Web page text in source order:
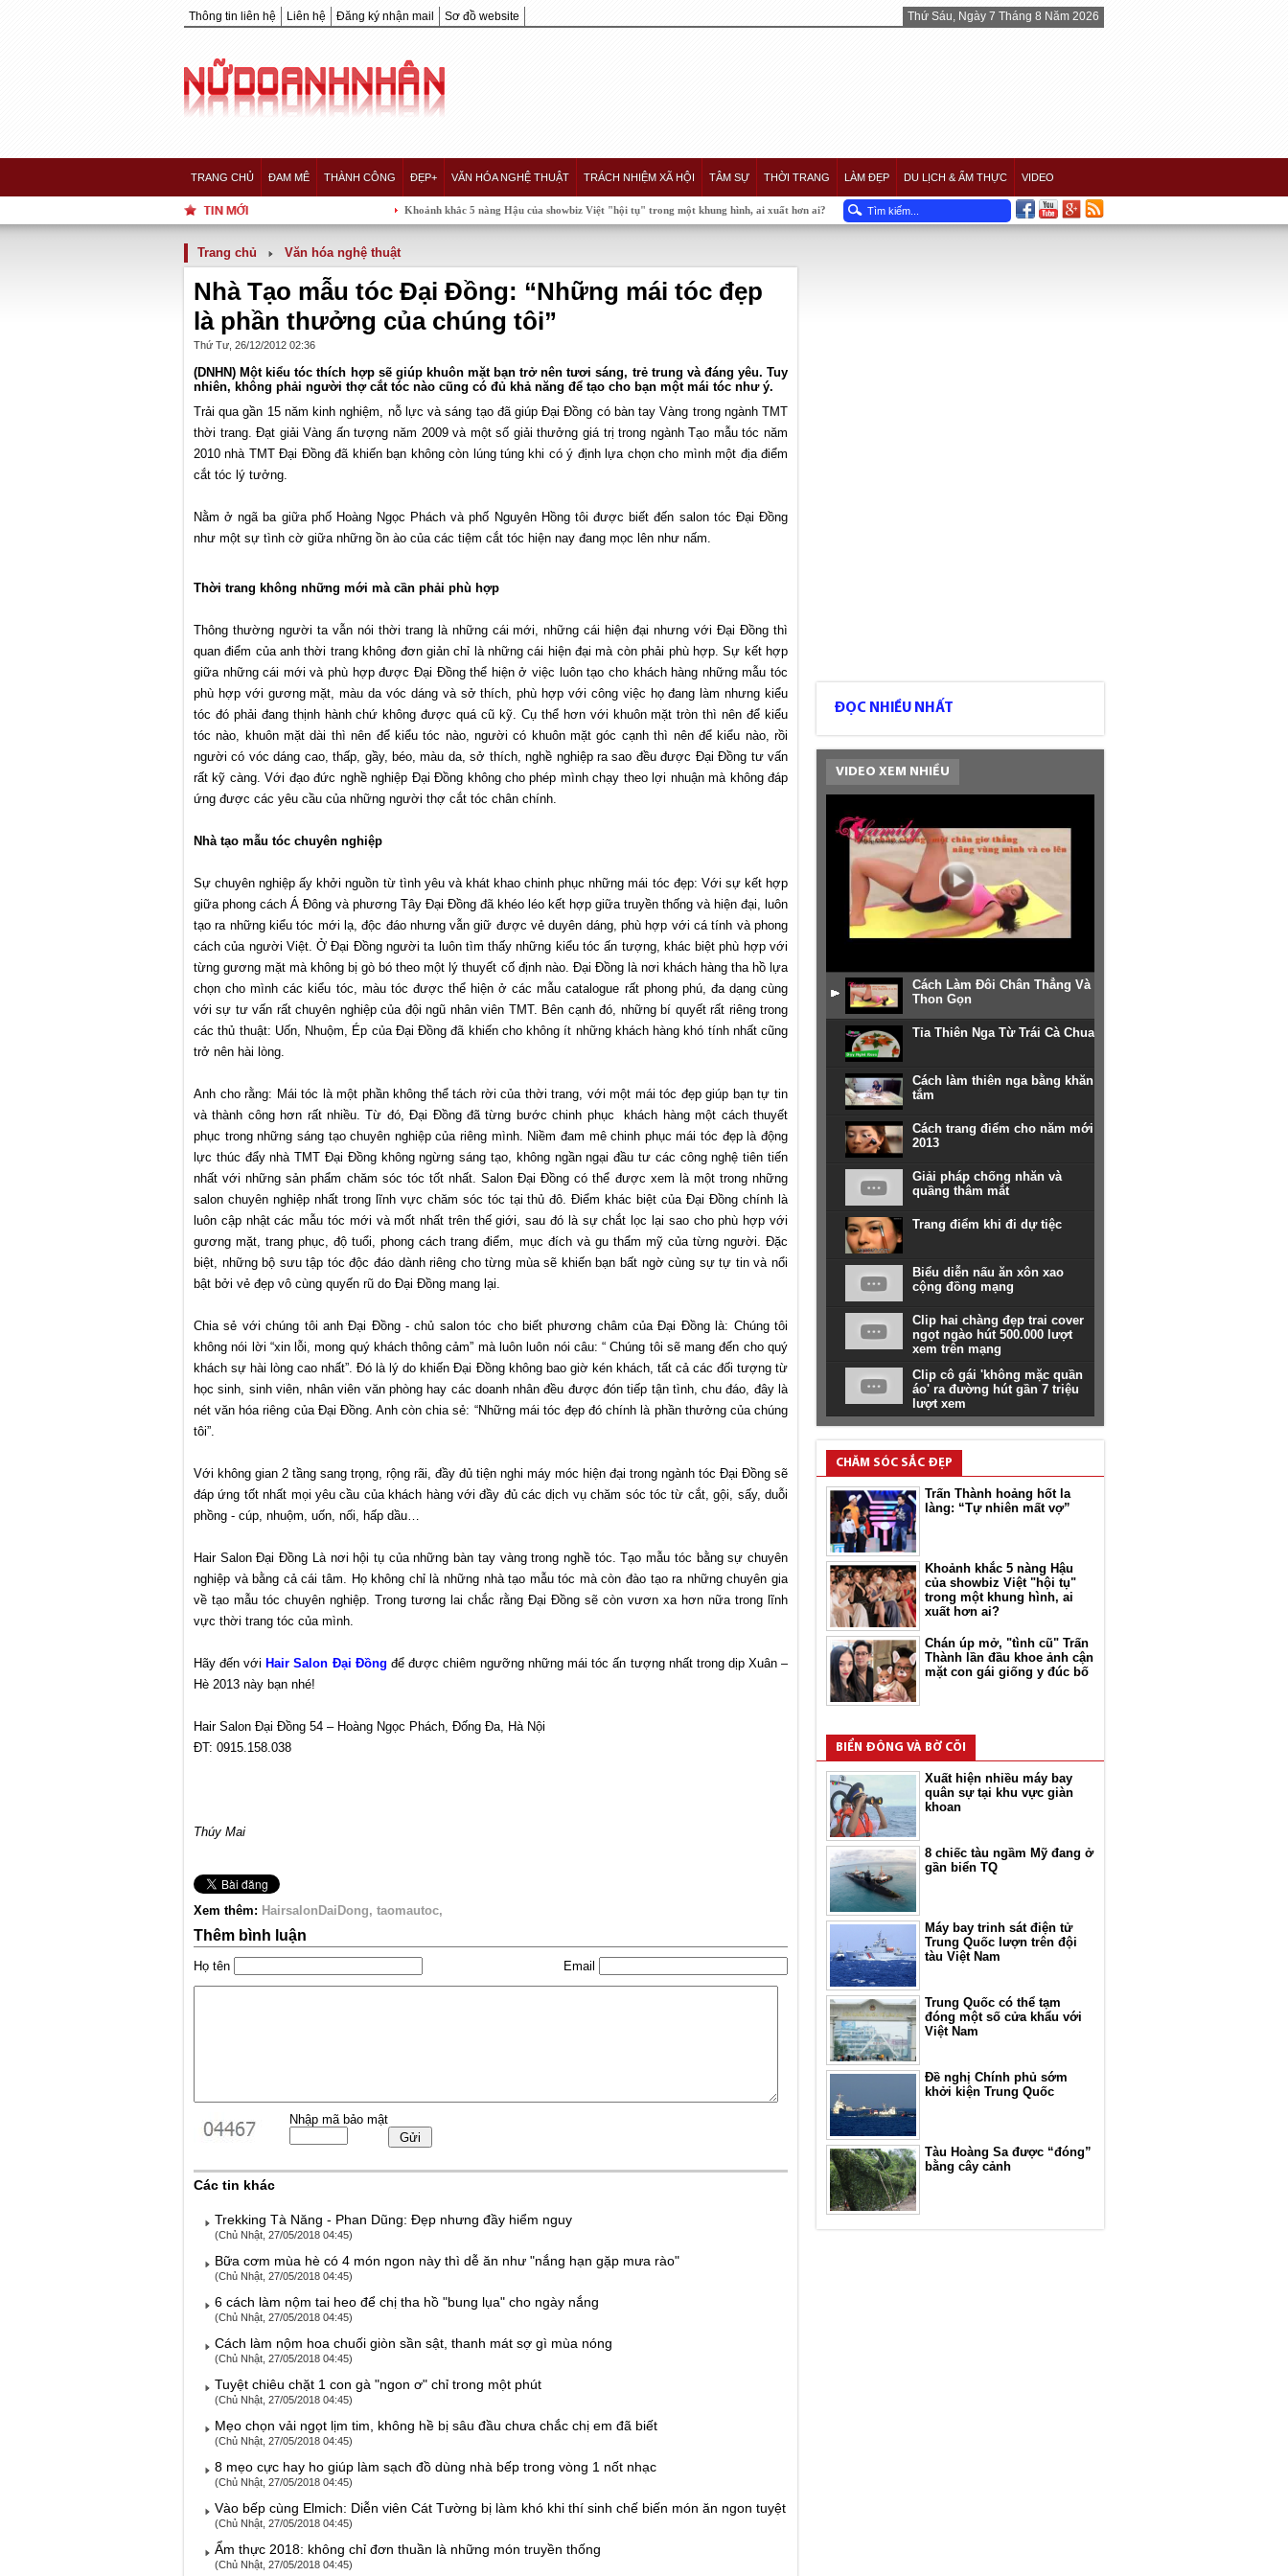
Thông tin liên hệ Liên hệ Đăng ký nhận mail Sơ đồ website Thứ Sáu, Ngày 7 Tháng 8 Năm 2026
TRANG CHỦ ĐAM MÊ THÀNH CÔNG ĐẸP+ VĂN HÓA NGHỆ THUẬT TRÁCH NHIỆM XÃ HỘI TÂM SỰ THỜI TRANG LÀM ĐẸP DU LỊCH & ẨM THỰC VIDEO
Khoảnh khắc 5 nàng Hậu của showbiz Việt "hội tụ" trong một khung hình, ai xuất hơn ai?
Trang chủ Văn hóa nghệ thuật
Nhà Tạo mẫu tóc Đại Đồng: “Những mái tóc đẹp
là phần thưởng của chúng tôi”
Thứ Tư, 26/12/2012 02:36
(DNHN) Một kiểu tóc thích hợp sẽ giúp khuôn mặt bạn trở nên tươi sáng, trẻ trung và đáng yêu. Tuy
nhiên, không phải người thợ cắt tóc nào cũng có đủ khả năng để tạo cho bạn một mái tóc như ý.
Trải qua gần 15 năm kinh nghiệm, nỗ lực và sáng tạo đã giúp Đại Đồng có bàn tay Vàng trong ngành TMT
thời trang. Đạt giải Vàng ấn tượng năm 2009 và một số giải thưởng giá trị trong ngành Tạo mẫu tóc năm
2010 nhà TMT Đại Đồng đã khiến bạn không còn lúng túng khi có ý định lựa chọn cho mình một địa điểm
cắt tóc lý tưởng.
Nằm ở ngã ba giữa phố Hoàng Ngọc Phách và phố Nguyên Hồng tôi được biết đến salon tóc Đại Đồng
như một sự tình cờ giữa những ồn ào của các tiệm cắt tóc hiện nay đang mọc lên như nấm.
Thời trang không những mới mà cần phải phù hợp
Thông thường người ta vẫn nói thời trang là những cái mới, những cái hiện đại nhưng với Đại Đồng thì
quan điểm của anh thời trang không đơn giản chỉ là những cái hiện đại mà còn phải phù hợp. Sự kết hợp
giữa những cái mới và phù hợp được Đại Đồng thể hiện ở việc luôn tạo cho khách hàng những mẫu tóc
phù hợp với gương mặt, màu da vóc dáng và sở thích, phù hợp với công việc họ đang làm nhưng kiểu
tóc đó phải đang thịnh hành chứ không được quá cũ kỹ. Cụ thể hơn với khuôn mặt tròn thì nên để kiểu
tóc nào, khuôn mặt dài thì nên để kiểu tóc nào, người có khuôn mặt góc cạnh thì nên để kiểu nào, rồi
người có vóc dáng cao, thấp, gầy, béo, màu da, sở thích, nghề nghiệp ra sao đều được Đại Đồng tư vấn
rất kỹ càng. Với đạo đức nghề nghiệp Đại Đồng không cho phép mình chạy theo lợi nhuận mà không đáp
ứng được các yêu cầu của những người thợ cắt tóc chân chính.
Nhà tạo mẫu tóc chuyên nghiệp
Sự chuyên nghiệp ấy khởi nguồn từ tình yêu và khát khao chinh phục những mái tóc đẹp: Với sự kết hợp
giữa phong cách Á Đông và phương Tây Đại Đồng đã khéo léo kết hợp giữa truyền thống và hiện đại, luôn
tạo ra những kiểu tóc mới lạ, độc đáo nhưng vẫn giữ được vẻ duyên dáng, phù hợp với cá tính và phong
cách của người Việt. Ở Đại Đồng người ta luôn tìm thấy những kiểu tóc ấn tượng, khác biệt phù hợp với
từng gương mặt mà không bị gò bó theo một lý thuyết cố định nào. Đại Đồng là nơi khách hàng tha hồ lựa
chọn cho mình các kiểu tóc, màu tóc được thể hiện ở các mẫu catalogue rất phong phú, đa dạng cùng
với sự tư vấn rất chuyên nghiệp của đội ngũ nhân viên TMT. Bên cạnh đó, những bí quyết rất riêng trong
các thủ thuật: Uốn, Nhuộm, Ép của Đại Đồng đã khiến cho không ít những khách hàng khó tính nhất cũng
trở nên hài lòng.
Anh cho rằng: Mái tóc là một phần không thể tách rời của thời trang, với một mái tóc đẹp giúp bạn tự tin
và thành công hơn rất nhiều. Từ đó, Đại Đồng đã từng bước chinh phục khách hàng một cách thuyết
phục trong những sáng tạo chuyên nghiệp của riêng mình. Niềm đam mê chinh phục mái tóc đẹp là động
lực thúc đẩy nhà TMT Đại Đồng không ngừng sáng tạo, không ngần ngại đầu tư các công nghệ tiên tiến
nhất với những sản phẩm chăm sóc tóc tốt nhất. Salon Đại Đồng có thể được xem là một trong những
salon chuyên nghiệp nhất trong lĩnh vực chăm sóc tóc tại thủ đô. Điểm khác biệt của Đại Đồng chính là
luôn cập nhật các mẫu tóc mới và mốt nhất trên thế giới, sau đó là sự chắt lọc lại sao cho phù hợp với
gương mặt, trang phục, độ tuổi, phong cách trang điểm, mục đích và gu thẩm mỹ của từng người. Đặc
biệt, những bộ sưu tập tóc độc đáo dành riêng cho từng mùa sẽ khiến bạn bất ngờ cùng sự tự tin và nổi
bật bởi vẻ đẹp vô cùng quyến rũ do Đại Đồng mang lại.
Chia sẻ với chúng tôi anh Đại Đồng - chủ salon tóc cho biết phương châm của Đại Đồng là: Chúng tôi
không nói lời “xin lỗi, mong quý khách thông cảm” mà luôn luôn nói câu: “ Chúng tôi sẽ mang đến cho quý
khách sự hài lòng cao nhất”. Đó là lý do khiến Đại Đồng không bao giờ kén khách, tất cả các đối tượng từ
học sinh, sinh viên, nhân viên văn phòng hay các doanh nhân đều được đón tiếp tận tình, chu đáo, đây là
nét văn hóa riêng của Đại Đồng. Anh còn chia sẻ: “Những mái tóc đẹp đó chính là phần thưởng của chúng
tôi”.
Với không gian 2 tầng sang trọng, rộng rãi, đầy đủ tiện nghi máy móc hiện đại trong ngành tóc Đại Đồng sẽ
đáp ứng tốt nhất mọi yêu cầu của khách hàng với đầy đủ các dịch vụ chăm sóc tóc từ cắt, gội, sấy, duỗi
phồng - cúp, nhuộm, uốn, nối, hấp dầu…
Hair Salon Đại Đồng Là nơi hội tụ của những bàn tay vàng trong nghề tóc. Tạo mẫu tóc bằng sự chuyên
nghiệp và bằng cả cái tâm. Họ không chỉ là những nhà tạo mẫu tóc mà còn đào tạo ra những chuyên gia
về tạo mẫu tóc chuyên nghiệp. Trong tương lai chắc rằng Đại Đồng sẽ còn vươn xa hơn nữa trong lĩnh
vực thời trang tóc của mình.
Hãy đến với Hair Salon Đại Đồng để được chiêm ngưỡng những mái tóc ấn tượng nhất trong dịp Xuân –
Hè 2013 này bạn nhé!
Hair Salon Đại Đồng 54 – Hoàng Ngọc Phách, Đống Đa, Hà Nội
ĐT: 0915.158.038
Thúy Mai
Xem thêm: HairsalonDaiDong taomautoc
Thêm bình luận
Họ tên Email
Nhập mã bảo mật
Các tin khác
Trekking Tà Năng - Phan Dũng: Đẹp nhưng đầy hiểm nguy
(Chủ Nhật, 27/05/2018 04:45)
Bữa cơm mùa hè có 4 món ngon này thì dễ ăn như "nắng hạn gặp mưa rào"
(Chủ Nhật, 27/05/2018 04:45)
6 cách làm nộm tai heo để chị tha hồ "bung lụa" cho ngày nắng
(Chủ Nhật, 27/05/2018 04:45)
Cách làm nộm hoa chuối giòn sần sật, thanh mát sợ gì mùa nóng
(Chủ Nhật, 27/05/2018 04:45)
Tuyệt chiêu chặt 1 con gà "ngon ơ" chỉ trong một phút
(Chủ Nhật, 27/05/2018 04:45)
Mẹo chọn vải ngọt lịm tim, không hề bị sâu đầu chưa chắc chị em đã biết
(Chủ Nhật, 27/05/2018 04:45)
8 mẹo cực hay ho giúp làm sạch đồ dùng nhà bếp trong vòng 1 nốt nhạc
(Chủ Nhật, 27/05/2018 04:45)
Vào bếp cùng Elmich: Diễn viên Cát Tường bị làm khó khi thí sinh chế biến món ăn ngon tuyệt
(Chủ Nhật, 27/05/2018 04:45)
Ẩm thực 2018: không chỉ đơn thuần là những món truyền thống
(Chủ Nhật, 27/05/2018 04:45)
ĐỌC NHIỀU NHẤT
VIDEO XEM NHIỀU
Cách Làm Đôi Chân Thẳng Và
Thon Gọn
Tỉa Thiên Nga Từ Trái Cà Chua
Cách làm thiên nga bằng khăn
tắm
Cách trang điểm cho năm mới
2013
Giải pháp chống nhăn và
quầng thâm mắt
Trang điểm khi đi dự tiệc
Biểu diễn nấu ăn xôn xao
cộng đồng mạng
Clip hai chàng đẹp trai cover
ngọt ngào hút 500.000 lượt
xem trên mạng
Clip cô gái 'không mặc quần
áo' ra đường hút gần 7 triệu
lượt xem
CHĂM SÓC SẮC ĐẸP
Trấn Thành hoảng hốt la
làng: “Tự nhiên mất vợ”
Khoảnh khắc 5 nàng Hậu
của showbiz Việt "hội tụ"
trong một khung hình, ai
xuất hơn ai?
Chán úp mở, "tình cũ" Trấn
Thành lần đầu khoe ảnh cận
mặt con gái giống y đúc bố
BIỂN ĐÔNG VÀ BỜ CÕI
Xuất hiện nhiều máy bay
quân sự tại khu vực giàn
khoan
8 chiếc tàu ngầm Mỹ đang ở
gần biển TQ
Máy bay trinh sát điện tử
Trung Quốc lượn trên đội
tàu Việt Nam
Trung Quốc có thể tạm
đóng một số cửa khẩu với
Việt Nam
Đề nghị Chính phủ sớm
khởi kiện Trung Quốc
Tàu Hoàng Sa được “đóng”
bằng cây cảnh